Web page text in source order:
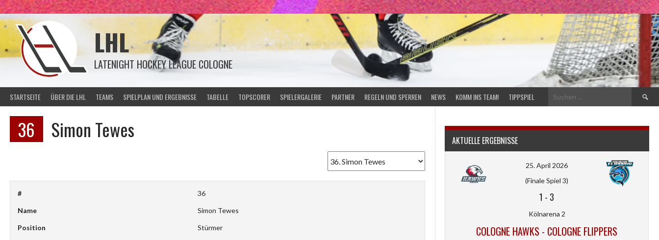
Springe
zum
Inhalt
LHL
LATENIGHT HOCKEY LEAGUE COLOGNE
STARTSEITE ÜBER DIE LHL TEAMS SPIELPLAN UND ERGEBNISSE TABELLE TOPSCORER SPIELERGALERIE PARTNER REGELN UND SPERREN NEWS KOMM INS TEAM! TIPPSPIEL
Suchen
nach:
36 Simon Tewes
# 36
Name Simon Tewes
Position Stürmer
AKTUELLE ERGEBNISSE
25. April 2026
(Finale Spiel 3)
1 - 3
Kölnarena 2
COLOGNE HAWKS - COLOGNE FLIPPERS